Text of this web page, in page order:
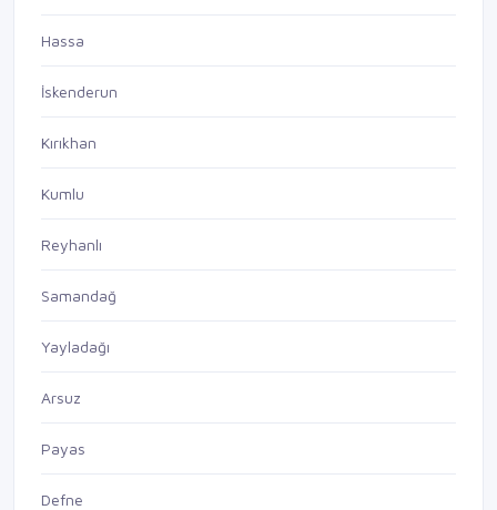
Hassa
İskenderun
Kırıkhan
Kumlu
Reyhanlı
Samandağ
Yayladağı
Arsuz
Payas
Defne